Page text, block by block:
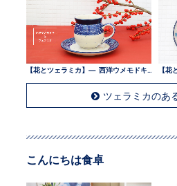
ツェラミカのあ
こんにちは食卓